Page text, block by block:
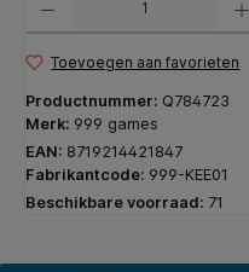
Toevoegen aan favorieten
Productnummer: Q784723
Merk: 999 games
EAN: 8719214421847
Fabrikantcode: 999-KEE01
Beschikbare voorraad: 71